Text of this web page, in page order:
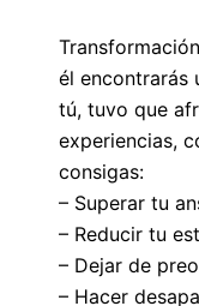
él encontrarás
tú, tuvo que
experiencias,
consigas:
– Superar tu
– Reducir tu
– Dejar de
– Hacer